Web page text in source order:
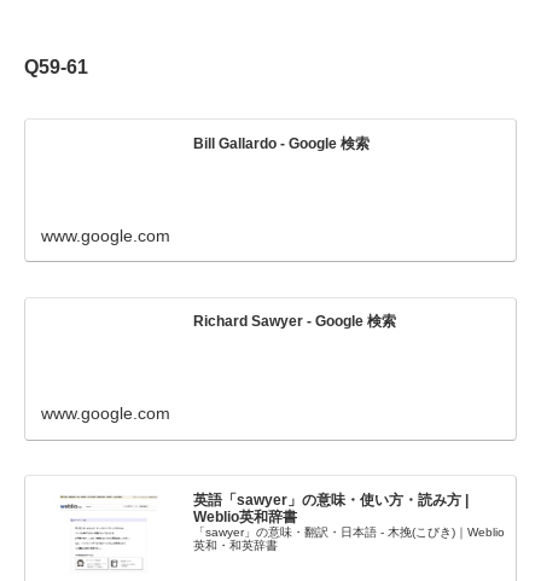
Q59-61
Bill Gallardo - Google 検索
www.google.com
Richard Sawyer - Google 検索
www.google.com
英語「sawyer」の意味・使い方・読み方 |
Weblio英和辞書
「sawyer」の意味・翻訳・日本語 - 木挽(こびき)｜Weblio
英和・和英辞書